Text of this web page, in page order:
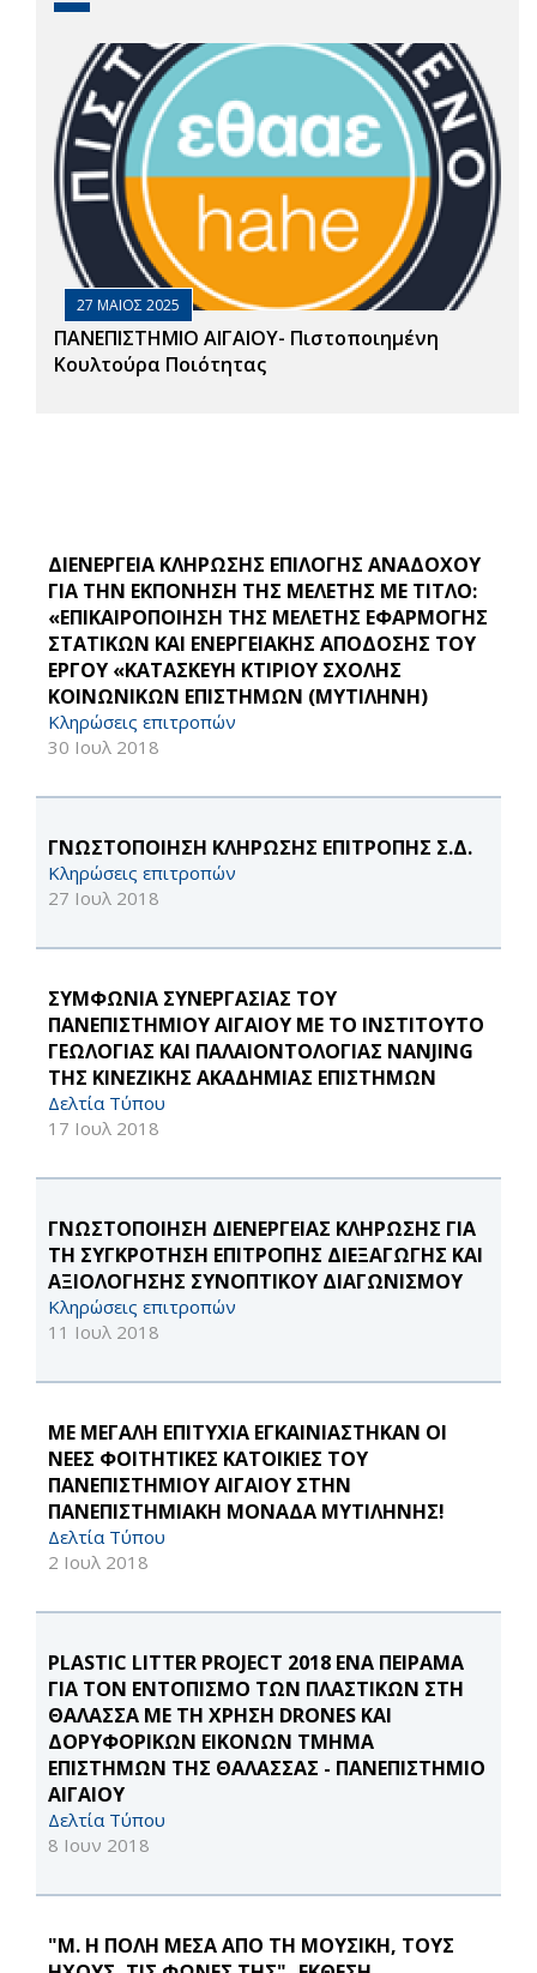
27 ΜΑΙΟΣ 2025
ΠΑΝΕΠΙΣΤΗΜΙΟ ΑΙΓΑΙΟΥ- Πιστοποιημένη
Κουλτούρα Ποιότητας
ΔΙΕΝΕΡΓΕΙΑ ΚΛΗΡΩΣΗΣ ΕΠΙΛΟΓΗΣ ΑΝΑΔΟΧΟΥ
ΓΙΑ ΤΗΝ ΕΚΠΟΝΗΣΗ ΤΗΣ ΜΕΛΕΤΗΣ ΜΕ ΤΙΤΛΟ:
«ΕΠΙΚΑΙΡΟΠΟΙΗΣΗ ΤΗΣ ΜΕΛΕΤΗΣ ΕΦΑΡΜΟΓΗΣ
ΣΤΑΤΙΚΩΝ ΚΑΙ ΕΝΕΡΓΕΙΑΚΗΣ ΑΠΟΔΟΣΗΣ ΤΟΥ
ΕΡΓΟΥ «ΚΑΤΑΣΚΕΥΗ ΚΤΙΡΙΟΥ ΣΧΟΛΗΣ
ΚΟΙΝΩΝΙΚΩΝ ΕΠΙΣΤΗΜΩΝ (ΜΥΤΙΛΗΝΗ)
Κληρώσεις επιτροπών
30 Ιουλ 2018
ΓΝΩΣΤΟΠΟΙΗΣΗ ΚΛΗΡΩΣΗΣ ΕΠΙΤΡΟΠΗΣ Σ.Δ.
Κληρώσεις επιτροπών
27 Ιουλ 2018
ΣΥΜΦΩΝΙΑ ΣΥΝΕΡΓΑΣΙΑΣ ΤΟΥ
ΠΑΝΕΠΙΣΤΗΜΙΟΥ ΑΙΓΑΙΟΥ ΜΕ ΤΟ ΙΝΣΤΙΤΟΥΤΟ
ΓΕΩΛΟΓΙΑΣ ΚΑΙ ΠΑΛΑΙΟΝΤΟΛΟΓΙΑΣ NANJING
ΤΗΣ ΚΙΝΕΖΙΚΗΣ ΑΚΑΔΗΜΙΑΣ ΕΠΙΣΤΗΜΩΝ
Δελτία Τύπου
17 Ιουλ 2018
ΓΝΩΣΤΟΠΟΙΗΣΗ ΔΙΕΝΕΡΓΕΙΑΣ ΚΛΗΡΩΣΗΣ ΓΙΑ
ΤΗ ΣΥΓΚΡΟΤΗΣΗ ΕΠΙΤΡΟΠΗΣ ΔΙΕΞΑΓΩΓΗΣ ΚΑΙ
ΑΞΙΟΛΟΓΗΣΗΣ ΣΥΝΟΠΤΙΚΟΥ ΔΙΑΓΩΝΙΣΜΟΥ
Κληρώσεις επιτροπών
11 Ιουλ 2018
ΜΕ ΜΕΓΑΛΗ ΕΠΙΤΥΧΙΑ ΕΓΚΑΙΝΙΑΣΤΗΚΑΝ ΟΙ
ΝΕΕΣ ΦΟΙΤΗΤΙΚΕΣ ΚΑΤΟΙΚΙΕΣ ΤΟΥ
ΠΑΝΕΠΙΣΤΗΜΙΟΥ ΑΙΓΑΙΟΥ ΣΤΗΝ
ΠΑΝΕΠΙΣΤΗΜΙΑΚΗ ΜΟΝΑΔΑ ΜΥΤΙΛΗΝΗΣ!
Δελτία Τύπου
2 Ιουλ 2018
PLASTIC LITTER PROJECT 2018 ΕΝΑ ΠΕΙΡΑΜΑ
ΓΙΑ ΤΟΝ ΕΝΤΟΠΙΣΜΟ ΤΩΝ ΠΛΑΣΤΙΚΩΝ ΣΤΗ
ΘΑΛΑΣΣΑ ΜΕ ΤΗ ΧΡΗΣΗ DRONES ΚΑΙ
ΔΟΡΥΦΟΡΙΚΩΝ ΕΙΚΟΝΩΝ ΤΜΗΜΑ
ΕΠΙΣΤΗΜΩΝ ΤΗΣ ΘΑΛΑΣΣΑΣ - ΠΑΝΕΠΙΣΤΗΜΙΟ
ΑΙΓΑΙΟΥ
Δελτία Τύπου
8 Ιουν 2018
"Μ. Η ΠΟΛΗ ΜΕΣΑ ΑΠΟ ΤΗ ΜΟΥΣΙΚΗ, ΤΟΥΣ